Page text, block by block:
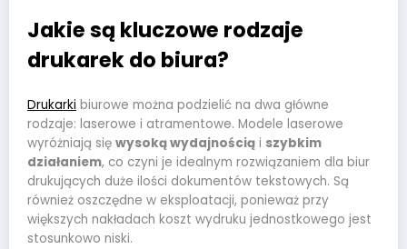
Jakie są kluczowe rodzaje
drukarek do biura?
Drukarki biurowe można podzielić na dwa główne
rodzaje: laserowe i atramentowe. Modele laserowe
wyróżniają się wysoką wydajnością i szybkim
działaniem, co czyni je idealnym rozwiązaniem dla biur
drukujących duże ilości dokumentów tekstowych. Są
również oszczędne w eksploatacji, ponieważ przy
większych nakładach koszt wydruku jednostkowego jest
stosunkowo niski.